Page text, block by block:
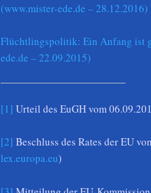
(www.mister-ede.de – 28.12.2016)
Flüchtlingspolitik: Ein Anfang ist
ede.de – 22.09.2015)
[1] Urteil des EuGH vom
[2] Beschluss des Rates der EU
lex.europa.eu)